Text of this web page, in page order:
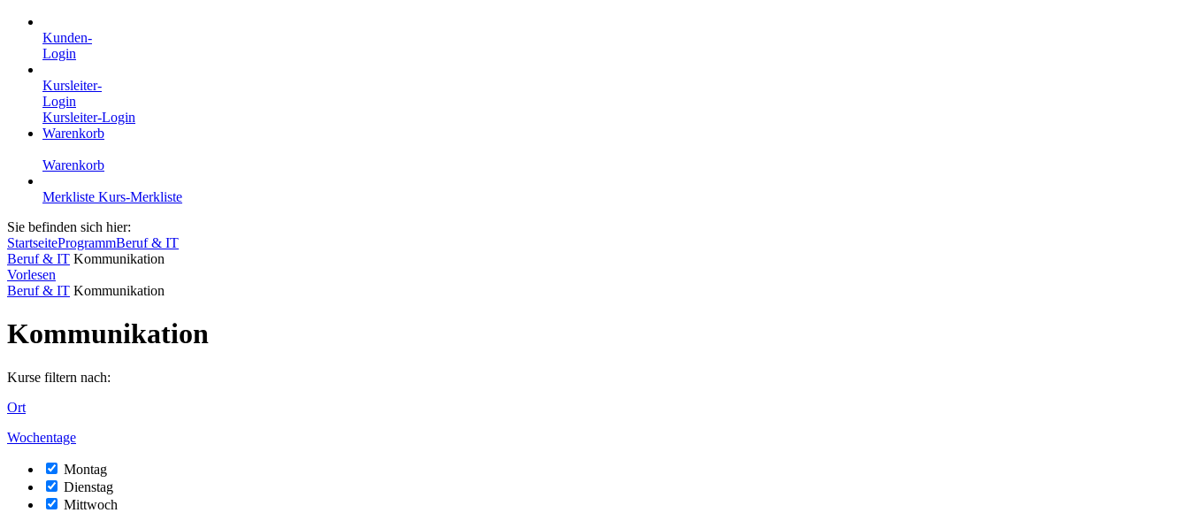
Kunden-
Login
Kursleiter-
Login
Kursleiter-Login
Warenkorb
Warenkorb
Merkliste Kurs-Merkliste
Sie befinden sich hier:
StartseiteProgrammBeruf & IT
Beruf & IT Kommunikation
Vorlesen
Beruf & IT Kommunikation
Kommunikation
Kurse filtern nach:
Ort
Wochentage
Montag
Dienstag
Mittwoch